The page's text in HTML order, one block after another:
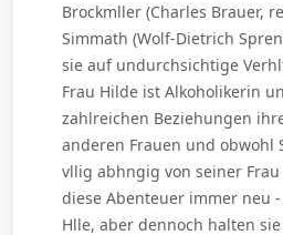
Brockmller (Charles Brauer,
Simmath (Wolf-Dietrich
sie auf undurchsichtige
Frau Hilde ist Alkoholikerin
zahlreichen Beziehungen
anderen Frauen und obwohl
vllig abhngig von seiner
diese Abenteuer immer neu
Hlle, aber dennoch halten